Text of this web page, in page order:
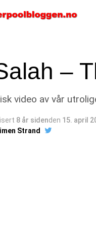
–
video av vår
8 år sidenden 15. april
Strand